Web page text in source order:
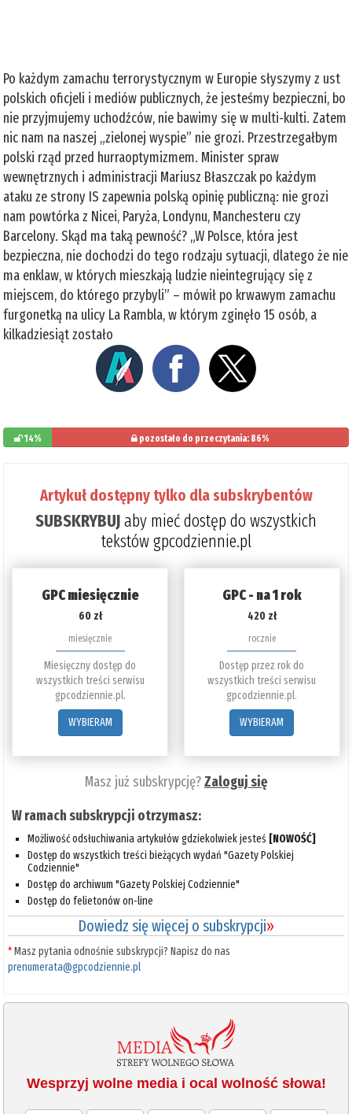
Po każdym zamachu terrorystycznym w Europie słyszymy z ust
polskich oficjeli i mediów publicznych, że jesteśmy bezpieczni, bo
nie przyjmujemy uchodźców, nie bawimy się w multi-kulti. Zatem
nic nam na naszej „zielonej wyspie” nie grozi. Przestrzegałbym
polski rząd przed hurraoptymizmem. Minister spraw
wewnętrznych i administracji Mariusz Błaszczak po każdym
ataku ze strony IS zapewnia polską opinię publiczną: nie grozi
nam powtórka z Nicei, Paryża, Londynu, Manchesteru czy
Barcelony. Skąd ma taką pewność? „W Polsce, która jest
bezpieczna, nie dochodzi do tego rodzaju sytuacji, dlatego że nie
ma enklaw, w których mieszkają ludzie nieintegrujący się z
miejscem, do którego przybyli” – mówił po krwawym zamachu
furgonetką na ulicy La Rambla, w którym zginęło 15 osób, a
kilkadziesiąt zostało
14% pozostało do przeczytania: 86%
Artykuł dostępny tylko dla subskrybentów
SUBSKRYBUJaby mieć dostęp do wszystkich
tekstów gpcodziennie.pl
GPC miesięcznie
60 zł
miesięcznie
Miesięczny dostęp do
wszystkich treści serwisu
gpcodziennie.pl.
WYBIERAM
GPC - na 1 rok
420 zł
rocznie
Dostęp przez rok do
wszystkich treści serwisu
gpcodziennie.pl.
WYBIERAM
Masz już subskrypcję?Zaloguj się
W ramach subskrypcji otrzymasz:
Możliwość odsłuchiwania artykułów gdziekolwiek jesteś [NOWOŚĆ]
Dostęp do wszystkich treści bieżących wydań "Gazety Polskiej
Codziennie"
Dostęp do archiwum "Gazety Polskiej Codziennie"
Dostęp do felietonów on-line
Dowiedz się więcej o subskrypcji»
*Masz pytania odnośnie subskrypcji? Napisz do nas
prenumerata@gpcodziennie.pl
Wesprzyj wolne media i ocal wolność słowa!